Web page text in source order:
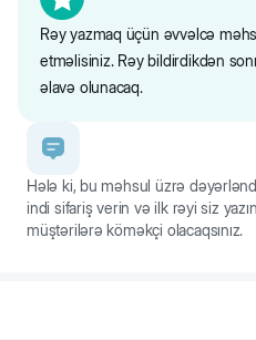
Rəy yazmaq üçün əvvəlcə
etməlisiniz. Rəy bildirdikdən
əlavə olunacaq.
Hələ ki, bu məhsul üzrə
indi sifariş verin və ilk rəyi siz
müştərilərə köməkçi olacaqsınız.